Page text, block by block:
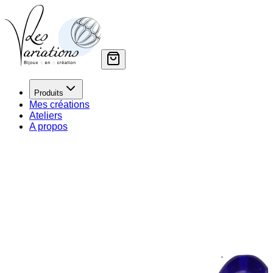
Produits
Mes créations
Ateliers
A propos